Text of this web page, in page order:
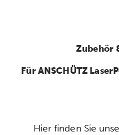
Zubehör
Für ANSCHÜTZ
Hier finden Sie